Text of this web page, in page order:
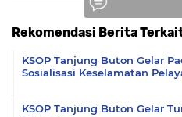
Rekomendasi Berita
KSOP Tanjung Buton Gelar
Sosialisasi Keselamatan
KSOP Tanjung Buton Gelar